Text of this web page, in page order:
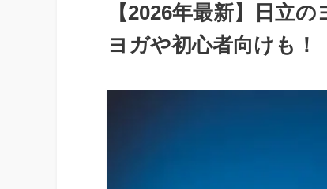
【2026年最新】日立
ヨガや初心者向けも！